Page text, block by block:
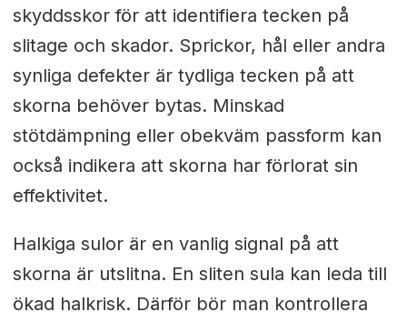
skyddsskor för att identifiera tecken på
slitage och skador. Sprickor, hål eller andra
synliga defekter är tydliga tecken på att
skorna behöver bytas. Minskad
stötdämpning eller obekväm passform kan
också indikera att skorna har förlorat sin
effektivitet.
Halkiga sulor är en vanlig signal på att
skorna är utslitna. En sliten sula kan leda till
ökad halkrisk. Därför bör man kontrollera